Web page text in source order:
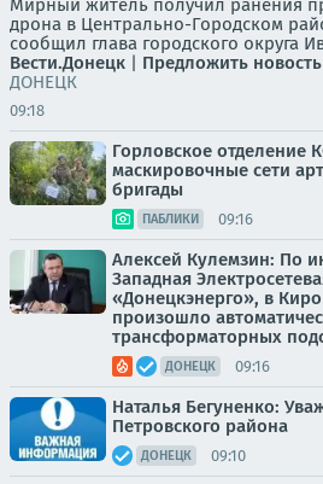
Мирный житель получил ранения
дрона в Центрально-Городском
сообщил глава городского округа
Вести.Донецк | Предложить новость
ДОНЕЦК
09:18
Горловское отделение
маскировочные сети
бригады
ПАБЛИКИ 09:16
Алексей Кулемзин: По
Западная
«Донецкэнерго», в
произошло
трансформаторных
ДОНЕЦК 09:16
Наталья Бегуненко:
Петровского района
ДОНЕЦК 09:10